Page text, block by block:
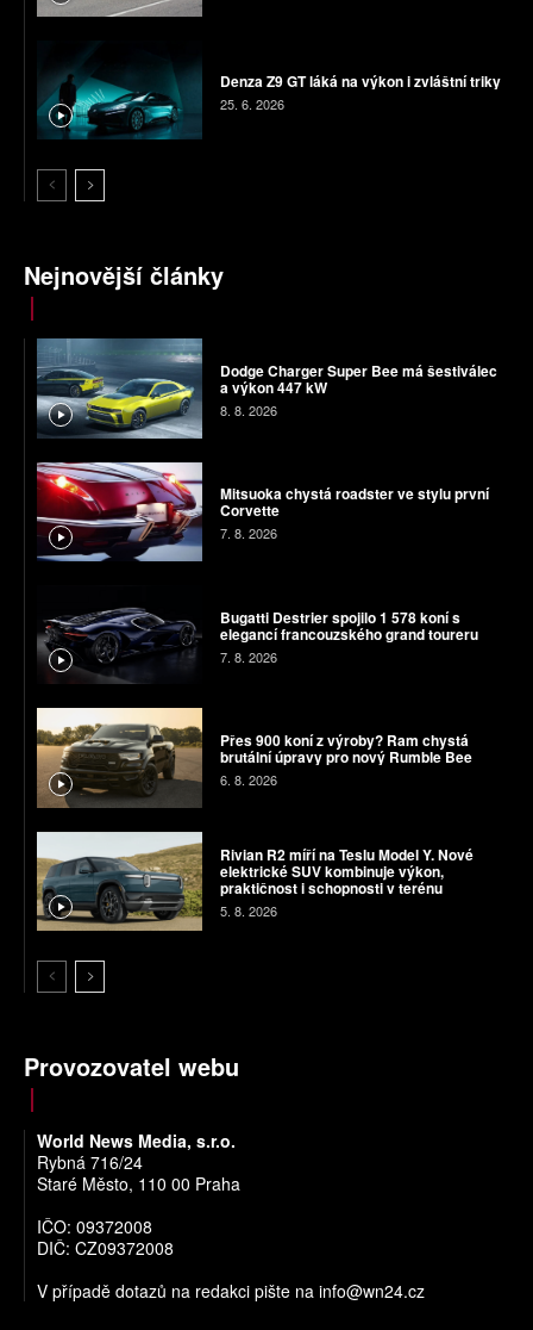
Denza Z9 GT láká na výkon i zvláštní triky
25. 6. 2026
Nejnovější články
Dodge Charger Super Bee má šestiválec
a výkon 447 kW
8. 8. 2026
Mitsuoka chystá roadster ve stylu první
Corvette
7. 8. 2026
Bugatti Destrier spojilo 1 578 koní s
elegancí francouzského grand toureru
7. 8. 2026
Přes 900 koní z výroby? Ram chystá
brutální úpravy pro nový Rumble Bee
6. 8. 2026
Rivian R2 míří na Teslu Model Y. Nové
elektrické SUV kombinuje výkon,
praktičnost i schopnosti v terénu
5. 8. 2026
Provozovatel webu
World News Media, s.r.o.
Rybná 716/24
Staré Město, 110 00 Praha
IČO: 09372008
DIČ: CZ09372008
V případě dotazů na redakci pište na info@wn24.cz